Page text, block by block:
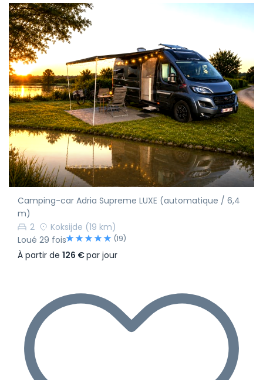
Camping-car Adria Supreme LUXE (automatique / 6,4
m)
2
Koksijde (19 km)
Loué 29 fois
(19)
À partir de 126 €par jour